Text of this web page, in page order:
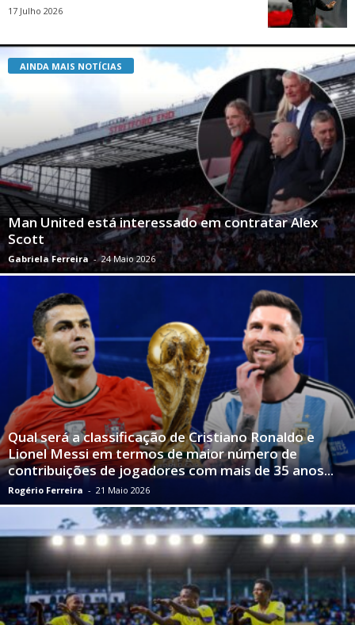
17 Julho 2026
AINDA MAIS NOTÍCIAS
Man United está interessado em contratar Alex
Scott
Gabriela Ferreira - 24 Maio 2026
Qual será a classificação de Cristiano Ronaldo e
Lionel Messi em termos de maior número de
contribuições de jogadores com mais de 35 anos...
Rogério Ferreira - 21 Maio 2026